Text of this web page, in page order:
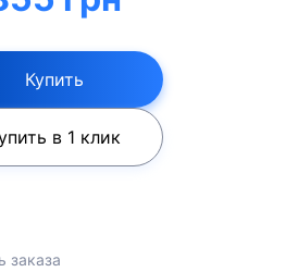
Купить
в 1 клик
заказа